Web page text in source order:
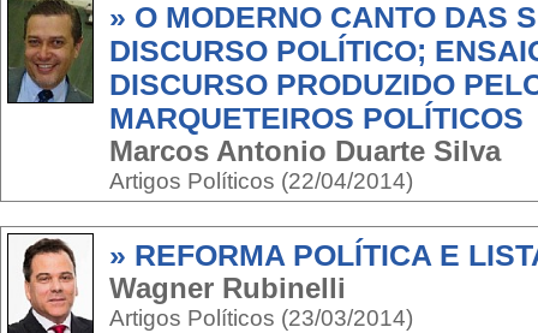
» O MODERNO CANTO DAS
DISCURSO POLÍTICO;
DISCURSO PRODUZIDO
MARQUETEIROS POLÍTICOS
Marcos Antonio Duarte Silva
Artigos Políticos (22/04/2014)
» REFORMA POLÍTICA E
Wagner Rubinelli
Artigos Políticos (23/03/2014)